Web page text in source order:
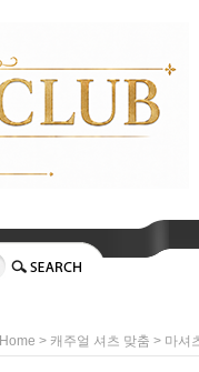
Home > 캐주얼 셔츠 맞춤 > 마셔